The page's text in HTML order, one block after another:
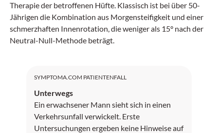
Therapie der betroffenen Hüfte. Klassisch ist bei über 50-
Jährigen die Kombination aus Morgensteifigkeit und einer
schmerzhaften Innenrotation, die weniger als 15° nach der
Neutral-Null-Methode beträgt.
SYMPTOMA.COM PATIENTENFALL
Unterwegs
Ein erwachsener Mann sieht sich in einen
Verkehrsunfall verwickelt. Erste
Untersuchungen ergeben keine Hinweise auf